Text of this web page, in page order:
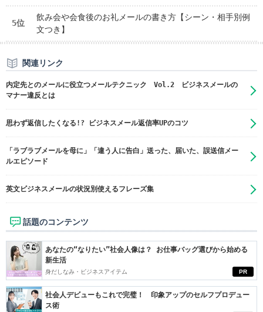
5位
飲み会や会食後のお礼メールの書き方【シーン・相手別例
文つき】
関連リンク
内定先とのメールに役立つメールテクニック Vol.2 ビジネスメールの
マナー違反とは
思わず返信したくなる!? ビジネスメール返信率UPのコツ
「ラブラブメールを母に」「違う人に告白」送った、届いた、誤送信メー
ルエピソード
英文ビジネスメールの状況別使えるフレーズ集
話題のコンテンツ
PR
あなたの“なりたい”社会人像は？ お仕事バッグ選びから始める
新生活
身だしなみ・ビジネスアイテム
社会人デビューもこれで完璧！ 印象アップのセルフプロデュー
ス術